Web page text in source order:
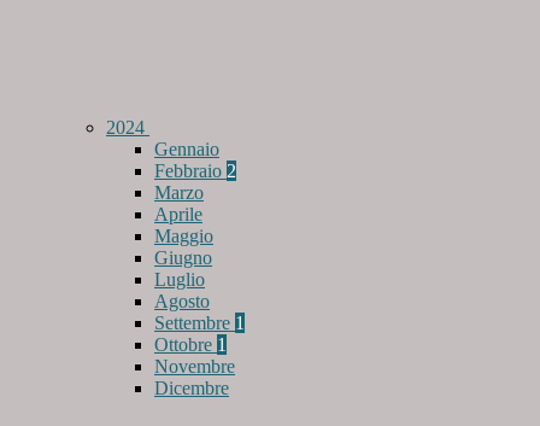
2024
Gennaio
Febbraio 2
Marzo
Aprile
Maggio
Giugno
Luglio
Agosto
Settembre 1
Ottobre 1
Novembre
Dicembre